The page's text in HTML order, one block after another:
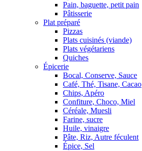
Pain, baguette, petit pain
Pâtisserie
Plat préparé
Pizzas
Plats cuisinés (viande)
Plats végétariens
Quiches
Épicerie
Bocal, Conserve, Sauce
Café, Thé, Tisane, Cacao
Chips, Apéro
Confiture, Choco, Miel
Céréale, Muesli
Farine, sucre
Huile, vinaigre
Pâte, Riz, Autre féculent
Épice, Sel